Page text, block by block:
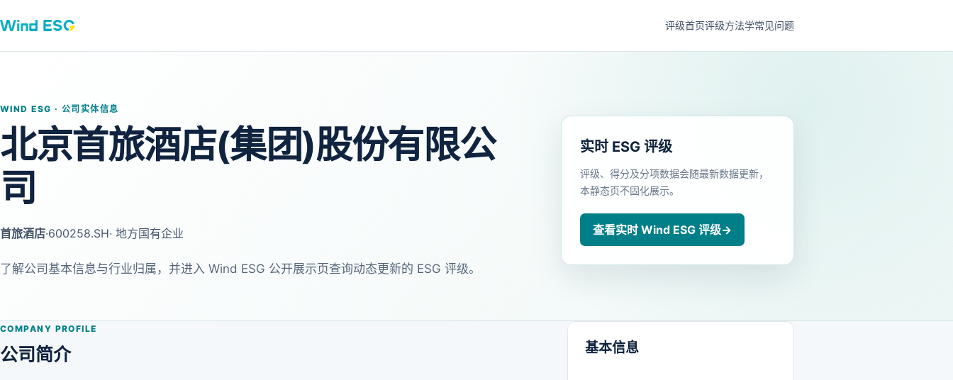
评级首页评级方法学常见问题
WIND ESG · 公司实体信息
北京首旅酒店(集团)股份有限公
司
首旅酒店·600258.SH· 地方国有企业
了解公司基本信息与行业归属，并进入 Wind ESG 公开展示页查询动态更新的 ESG 评级。
实时 ESG 评级
评级、得分及分项数据会随最新数据更新，
本静态页不固化展示。
查看实时 Wind ESG 评级→
COMPANY PROFILE
公司简介 基本信息